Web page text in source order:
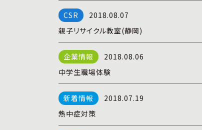
2018.08.07
親子リサイクル教室(静岡)
2018.08.06
中学生職場体験
2018.07.19
熱中症対策